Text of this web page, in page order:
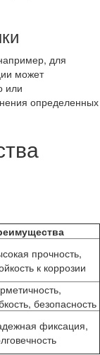
для
может
или
определенных
прочность,
к коррозии
безопасность
фиксация,